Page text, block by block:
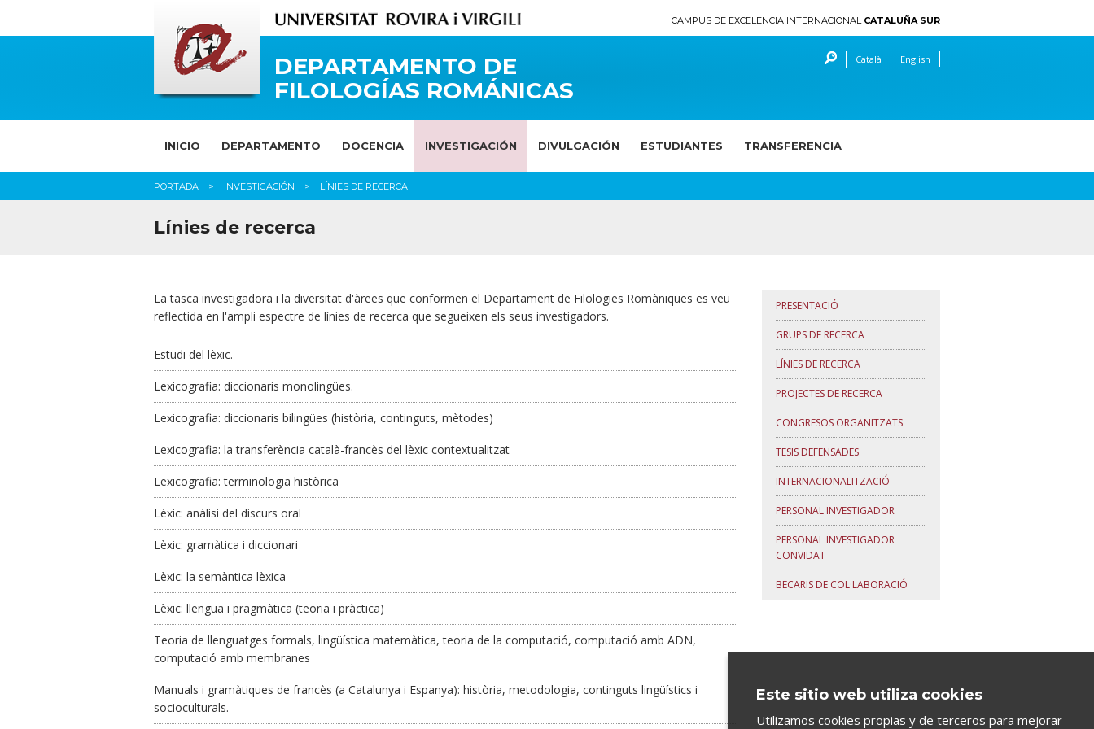
CAMPUS DE EXCELENCIA INTERNACIONAL CATALUÑA SUR
DEPARTAMENTO DE
FILOLOGÍAS ROMÁNICAS
Català English
INICIO DEPARTAMENTO DOCENCIA INVESTIGACIÓN DIVULGACIÓN ESTUDIANTES TRANSFERENCIA
PORTADA INVESTIGACIÓN LÍNIES DE RECERCA
Línies de recerca
La tasca investigadora i la diversitat d'àrees que conformen el Departament de Filologies Romàniques es veu
reflectida en l'ampli espectre de línies de recerca que segueixen els seus investigadors.
Estudi del lèxic.
Lexicografia: diccionaris monolingües.
Lexicografia: diccionaris bilingües (història, continguts, mètodes)
Lexicografia: la transferència català-francès del lèxic contextualitzat
Lexicografia: terminologia històrica
Lèxic: anàlisi del discurs oral
Lèxic: gramàtica i diccionari
Lèxic: la semàntica lèxica
Lèxic: llengua i pragmàtica (teoria i pràctica)
Teoria de llenguatges formals, lingüística matemàtica, teoria de la computació, computació amb ADN,
computació amb membranes
Manuals i gramàtiques de francès (a Catalunya i Espanya): història, metodologia, continguts lingüístics i
socioculturals.
PRESENTACIÓ
GRUPS DE RECERCA
LÍNIES DE RECERCA
PROJECTES DE RECERCA
CONGRESOS ORGANITZATS
TESIS DEFENSADES
INTERNACIONALITZACIÓ
PERSONAL INVESTIGADOR
PERSONAL INVESTIGADOR
CONVIDAT
BECARIS DE COL·LABORACIÓ
Este sitio web utiliza cookies
Utilizamos cookies propias y de terceros para mejorar